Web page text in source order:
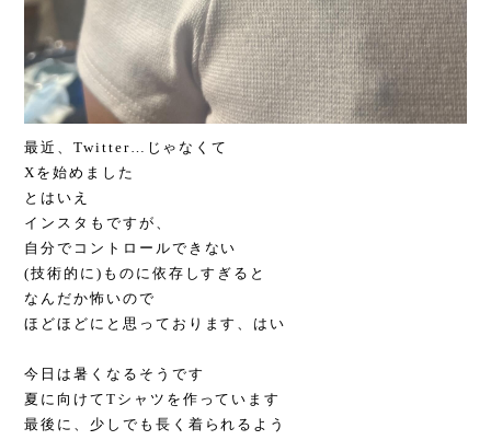
最近、Twitter…じゃなくて
Xを始めました
とはいえ
インスタもですが、
自分でコントロールできない
(技術的に)ものに依存しすぎると
なんだか怖いので
ほどほどにと思っております、はい
今日は暑くなるそうです
夏に向けてTシャツを作っています
最後に、少しでも長く着られるよう